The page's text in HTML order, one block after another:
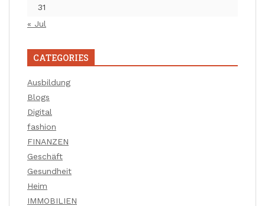
31
« Jul
CATEGORIES
Ausbildung
Blogs
Digital
fashion
FINANZEN
Geschäft
Gesundheit
Heim
IMMOBILIEN